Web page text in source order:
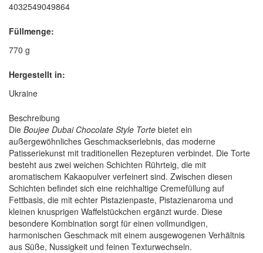
4032549049864
Füllmenge:
770 g
Hergestellt in:
Ukraine
Beschreibung
Die Boujee Dubai Chocolate Style Torte bietet ein
außergewöhnliches Geschmackserlebnis, das moderne
Patisseriekunst mit traditionellen Rezepturen verbindet. Die Torte
besteht aus zwei weichen Schichten Rührteig, die mit
aromatischem Kakaopulver verfeinert sind. Zwischen diesen
Schichten befindet sich eine reichhaltige Cremefüllung auf
Fettbasis, die mit echter Pistazienpaste, Pistazienaroma und
kleinen knusprigen Waffelstückchen ergänzt wurde. Diese
besondere Kombination sorgt für einen vollmundigen,
harmonischen Geschmack mit einem ausgewogenen Verhältnis
aus Süße, Nussigkeit und feinen Texturwechseln.